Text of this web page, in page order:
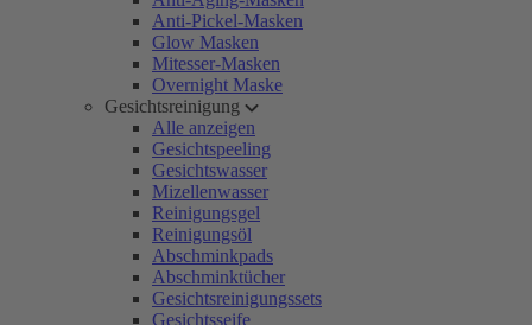
Anti-Pickel-Masken
Glow Masken
Mitesser-Masken
Overnight Maske
Gesichtsreinigung
Alle anzeigen
Gesichtspeeling
Gesichtswasser
Mizellenwasser
Reinigungsgel
Reinigungsöl
Abschminkpads
Abschminktücher
Gesichtsreinigungssets
Gesichtsseife